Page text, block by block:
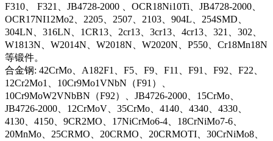
F310、 F321、JB4728-2000 、OCR18Ni10Ti、JB4728-2000、
OCR17NI12Mo2、2205、2507、2103、904L、254SMD、
304LN、316LN、1CR13、2cr13、3cr13、4cr13、321、302、
W1813N、W2014N、W2018N、W2020N、P550、Cr18Mn18N
等锻件。
合金钢: 42CrMo、A182F1、F5、F9、F11、F91、F92、F22、
12Cr2Mo1、10Cr9Mo1VNbN（F91）、
10Cr9MoW2VNbBN（F92）、JB4726-2000、15CrMo、
JB4726-2000、12CrMoV、35CrMo、4140、4340、4330、
4130、4150、9CR2MO、17NiCrMo6-4、18CrNiMo7-6、
20MnMo、25CRMO、20CRMO、20CRMOTI、30CrNiMo8、